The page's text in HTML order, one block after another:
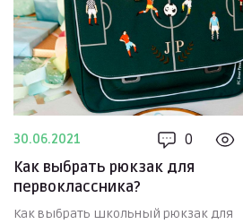
30.06.2021 0
Как выбрать рюкзак для
первоклассника?
Как выбрать школьный рюкзак для